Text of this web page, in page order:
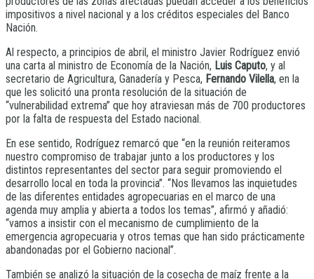
impositivos a nivel nacional y a los créditos especiales del Banco
Nación.
Al respecto, a principios de abril, el ministro Javier Rodríguez envió
una carta al ministro de Economía de la Nación, Luis Caputo, y al
secretario de Agricultura, Ganadería y Pesca, Fernando Vilella, en la
que les solicitó una pronta resolución de la situación de
“vulnerabilidad extrema” que hoy atraviesan más de 700 productores
por la falta de respuesta del Estado nacional.
En ese sentido, Rodríguez remarcó que “en la reunión reiteramos
nuestro compromiso de trabajar junto a los productores y los
distintos representantes del sector para seguir promoviendo el
desarrollo local en toda la provincia”. “Nos llevamos las inquietudes
de las diferentes entidades agropecuarias en el marco de una
agenda muy amplia y abierta a todos los temas”, afirmó y añadió:
“vamos a insistir con el mecanismo de cumplimiento de la
emergencia agropecuaria y otros temas que han sido prácticamente
abandonadas por el Gobierno nacional”.
También se analizó la situación de la cosecha de maíz frente a la